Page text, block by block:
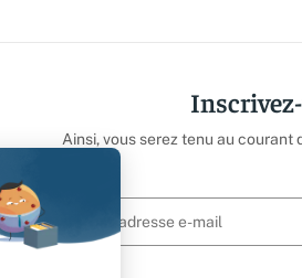
Ainsi, vous serez tenu au